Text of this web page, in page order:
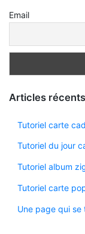
Email
Articles récents
Tutoriel carte
Tutoriel du jour
Tutoriel album
Tutoriel carte
Une page qui